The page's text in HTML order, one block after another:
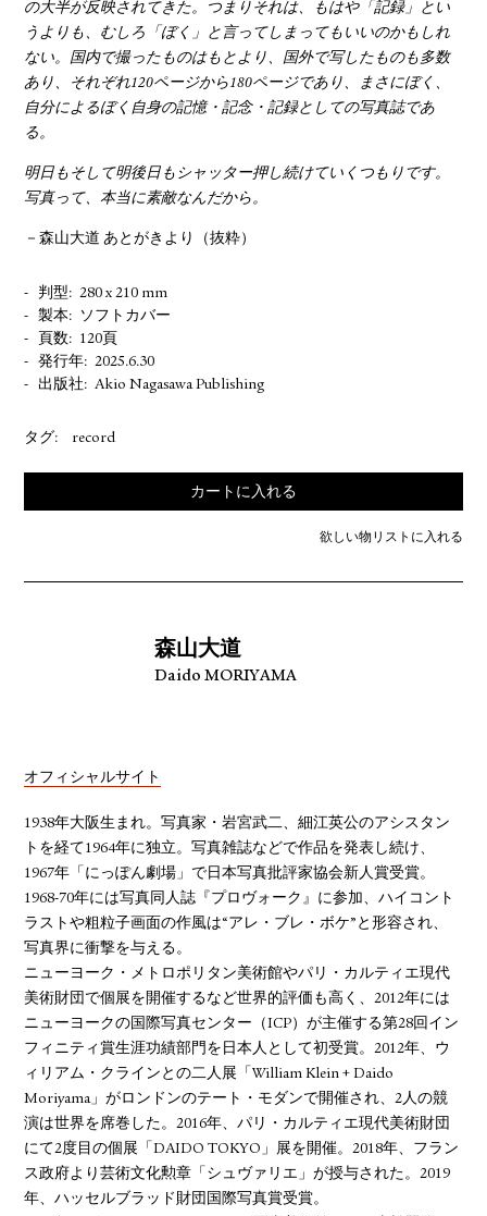
カートに入れる
欲しい物リストに入れる
の大半が反映されてきた。つまりそれは、もはや「記録」とい
うよりも、むしろ「ぼく」と言ってしまってもいいのかもしれ
ない。国内で撮ったものはもとより、国外で写したものも多数
あり、それぞれ120ページから180ページであり、まさにぼく、
自分によるぼく自身の記憶・記念・記録としての写真誌であ
る。
明日もそして明後日もシャッター押し続けていくつもりです。
写真って、本当に素敵なんだから。
－森山大道 あとがきより（抜粋）
判型
280 x 210 mm
製本
ソフトカバー
頁数
120頁
発行年
2025.6.30
出版社
Akio Nagasawa Publishing
タグ: record
森山大道
Daido MORIYAMA
オフィシャルサイト
1938年大阪生まれ。写真家・岩宮武二、細江英公のアシスタン
トを経て1964年に独立。写真雑誌などで作品を発表し続け、
1967年「にっぽん劇場」で日本写真批評家協会新人賞受賞。
1968-70年には写真同人誌『プロヴォーク』に参加、ハイコント
ラストや粗粒子画面の作風は“アレ・ブレ・ボケ”と形容され、
写真界に衝撃を与える。
ニューヨーク・メトロポリタン美術館やパリ・カルティエ現代
美術財団で個展を開催するなど世界的評価も高く、2012年には
ニューヨークの国際写真センター（ICP）が主催する第28回イン
フィニティ賞生涯功績部門を日本人として初受賞。2012年、ウ
ィリアム・クラインとの二人展「William Klein + Daido
Moriyama」がロンドンのテート・モダンで開催され、2人の競
演は世界を席巻した。2016年、パリ・カルティエ現代美術財団
にて2度目の個展「DAIDO TOKYO」展を開催。2018年、フラン
ス政府より芸術文化勲章「シュヴァリエ」が授与された。2019
年、ハッセルブラッド財団国際写真賞受賞。